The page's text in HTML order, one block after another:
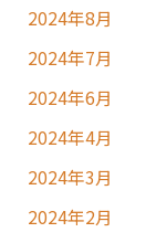
2024年8月
2024年7月
2024年6月
2024年4月
2024年3月
2024年2月